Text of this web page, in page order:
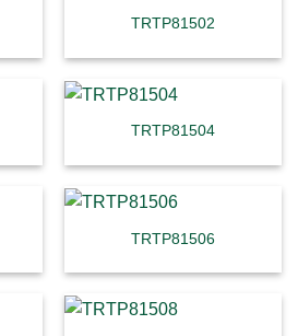
TRTP81502
TRTP81504
TRTP81506